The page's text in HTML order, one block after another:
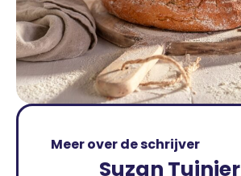
Meer over de schrijver
Suzan Tuinier